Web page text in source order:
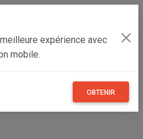
expérience avec
mobile.
OBTENIR